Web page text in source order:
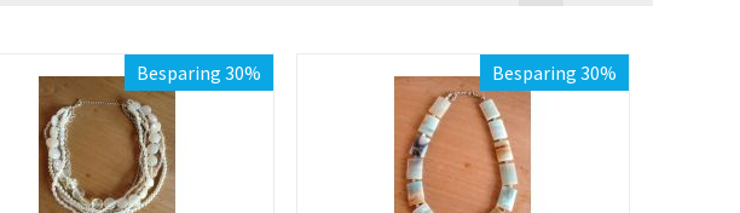
Besparing 30% Besparing 30%